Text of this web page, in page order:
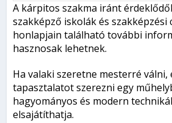
A kárpitos szakma iránt
szakképző iskolák és szakképzési
honlapjain található további
hasznosak lehetnek.
Ha valaki szeretne mesterré
tapasztalatot szerezni egy
hagyományos és modern
elsajátíthatja.